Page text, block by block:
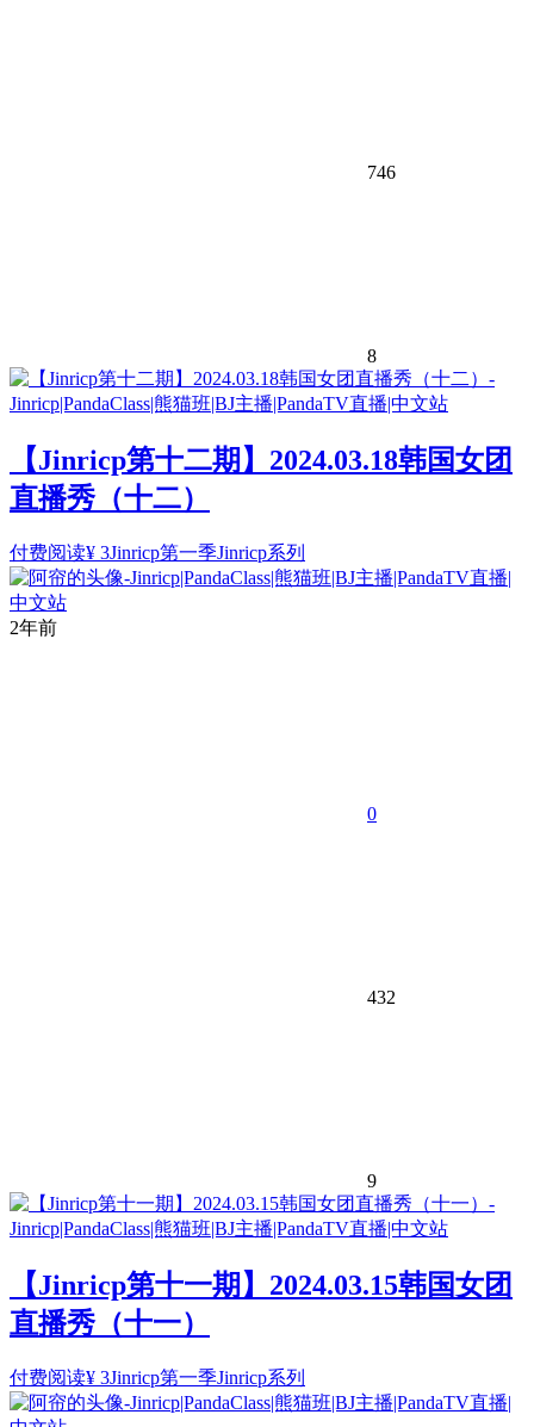
746
8
【Jinricp第十二期】2024.03.18韩国女团
直播秀（十二）
付费阅读¥ 3Jinricp第一季Jinricp系列
2年前
0
432
9
【Jinricp第十一期】2024.03.15韩国女团
直播秀（十一）
付费阅读¥ 3Jinricp第一季Jinricp系列